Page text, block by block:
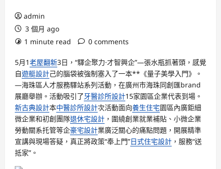
admin
3 個月 ago
1 minute read
0 comments
5月1老屋翻新3日，“驛企聚力·才智興企”—張水瓶抓著頭，感覺
自遊艇設計己的腦袋被強制塞入了一本**《量子美學入門》。
—海珠區人才服務驛站系列活動，在廣州市海珠同創匯brand
展廳舉辦。活動吸引了牙醫診所設計15家園區企業代表到場。
新古典設計本中醫診所設計次活動面向養生住宅園區內廣鉅細
微企業和初創團隊退休宅設計 ，圍繞創業就業補貼、小微企業
勞動關系托管等企豪宅設計業廣泛關心的痛點問題，開展精準
宣講與現場答疑，真正將政策“奉上門”日式住宅設計 ，服務“送
抵家”。